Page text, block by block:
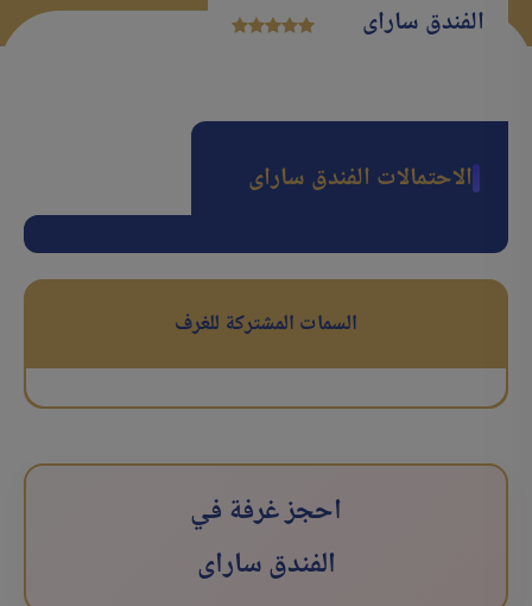
الفندق سارای
الاحتمالات الفندق سارای
السمات المشتركة للغرف
احجز غرفة في
الفندق سارای